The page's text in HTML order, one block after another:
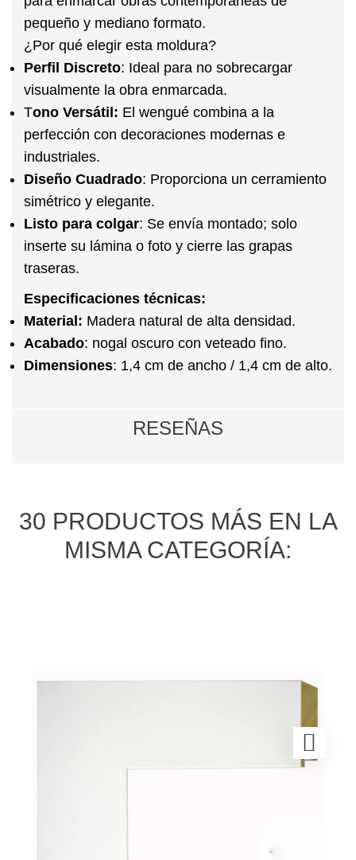
pequeño y mediano formato.
¿Por qué elegir esta moldura?
Perfil Discreto: Ideal para no sobrecargar
visualmente la obra enmarcada.
Tono Versátil: El wengué combina a la
perfección con decoraciones modernas e
industriales.
Diseño Cuadrado: Proporciona un cerramiento
simétrico y elegante.
Listo para colgar: Se envía montado; solo
inserte su lámina o foto y cierre las grapas
traseras.
Especificaciones técnicas:
Material: Madera natural de alta densidad.
Acabado: nogal oscuro con veteado fino.
Dimensiones: 1,4 cm de ancho / 1,4 cm de alto.
RESEÑAS
30 PRODUCTOS MÁS EN LA
MISMA CATEGORÍA: